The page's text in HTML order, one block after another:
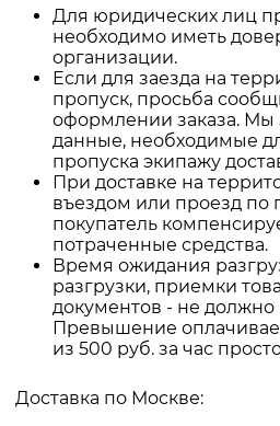
Для юридических лиц
необходимо иметь
организации.
Если для заезда на
пропуск, просьба
оформлении заказа. Мы
данные, необходимые
пропуска экипажу
При доставке на
въездом или проезд по
покупатель
потраченные средства.
Время ожидания
разгрузки, приемки
документов - не
Превышение
из 500 руб. за час
Доставка по Москве: